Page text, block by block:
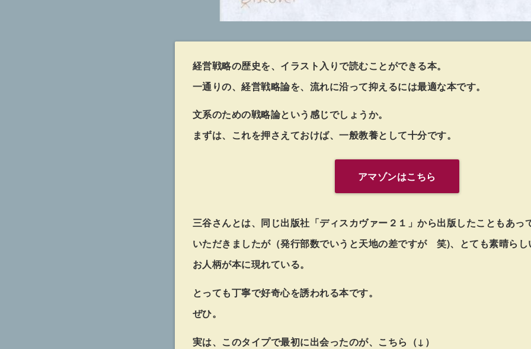
経営戦略の歴史を、イラスト入りで読むことができる本。
一通りの、経営戦略論を、流れに沿って抑えるには最適な本です。
文系のための戦略論という感じでしょうか。
まずは、これを押さえておけば、一般教養として十分です。
アマゾンはこちら
三谷さんとは、同じ出版社「ディスカヴァー２１」から出版したこともあっ
いただきましたが（発行部数でいうと天地の差ですが 笑)、とても素晴らし
お人柄が本に現れている。
とっても丁寧で好奇心を誘われる本です。
ぜひ。
実は、このタイプで最初に出会ったのが、こちら（↓）